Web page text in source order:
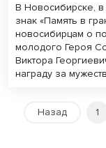
В Новосибирске, в
знак «Память в
новосибирцам о
молодого Героя
Виктора
награду за
Назад 1